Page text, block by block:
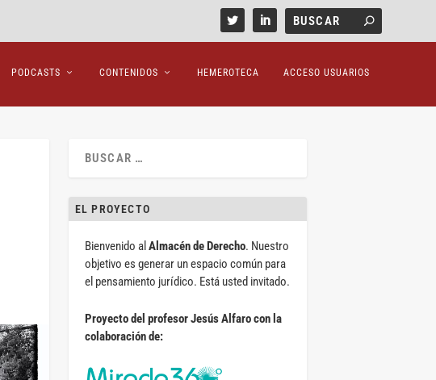
PODCASTS CONTENIDOS HEMEROTECA ACCESO USUARIOS
EL PROYECTO
Bienvenido al Almacén de Derecho. Nuestro
objetivo es generar un espacio común para
el pensamiento jurídico. Está usted invitado.
Proyecto del profesor Jesús Alfaro con la
colaboración de: